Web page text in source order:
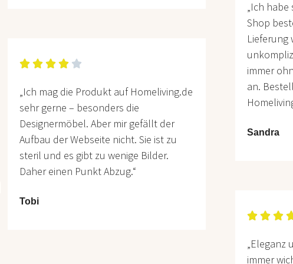
    
„Ich mag die Produkt auf Homeliving.de
sehr gerne – besonders die
Designermöbel. Aber mir gefällt der
Aufbau der Webseite nicht. Sie ist zu
steril und es gibt zu wenige Bilder.
Daher einen Punkt Abzug.“
Tobi
„Ich
Shop
Lieferung
immer
an.
Sandra
  
„Eleganz
immer